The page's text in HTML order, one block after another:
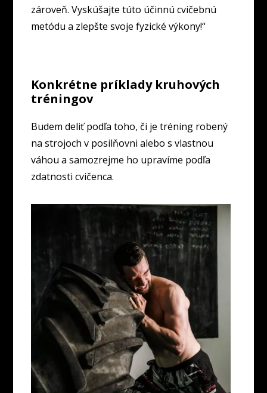
zároveň. Vyskúšajte túto účinnú cvičebnú
metódu a zlepšte svoje fyzické výkony!“
Konkrétne príklady kruhových
tréningov
Budem deliť podľa toho, či je tréning robený
na strojoch v posilňovni alebo s vlastnou
váhou a samozrejme ho upravíme podľa
zdatnosti cvičenca.